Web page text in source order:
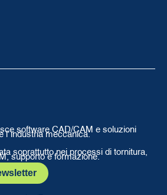
software CAD/CAM e soluzioni
l’ industria meccanica.
soprattutto nei processi di tornitura,
supporto e formazione.